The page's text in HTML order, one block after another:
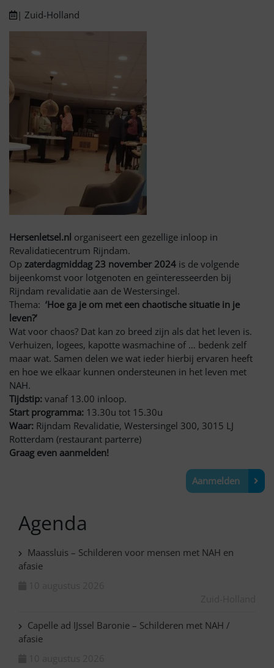
| Zuid-Holland
Hersenletsel.nl organiseert een gezellige inloop in
Revalidatiecentrum Rijndam.
Op zaterdagmiddag 23 november 2024 is de volgende
bijeenkomst voor lotgenoten en geïnteresseerden bij
Rijndam revalidatie aan de Westersingel.
Thema: ‘Hoe ga je om met een chaotische situatie in je
leven?’
Wat voor chaos? Dat kan zo breed zijn als dat het leven is.
Verhuizen, logees, kapotte wasmachine of … bedenk zelf
maar wat. Samen delen we wat ieder hierbij ervaren heeft
en hoe we elkaar kunnen ondersteunen in het leven met
NAH.
Tijdstip: vanaf 13.00 inloop.
Start programma: 13.30u tot 15.30u
Waar: Rijndam Revalidatie, Westersingel 300, 3015 LJ
Rotterdam (restaurant parterre)
Graag even aanmelden!
Aanmelden
Agenda
Maassluis – Schilderen voor mensen met NAH en
afasie
Capelle ad IJssel Baronie – Schilderen met NAH /
afasie